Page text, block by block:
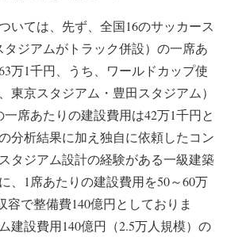
いては、先ず、全国16のサッカース
タジアムがトラック併設）の一席あ
万1千円、うち、ワールドカップ使
東京スタジアム・豊田スタジアム）
席あたりの建設費用は42万1千円と
分析結果に加え独自に依頼したコン
タジアム設計の経験がある一級建築
、1席あたりの建設費用を50～60万
容で整備費140億円としておりま
建設費用140億円（2.5万人規模）の